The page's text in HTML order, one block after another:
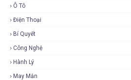
Ô Tô
Điện Thoại
Bí Quyết
Công Nghệ
Hành Lý
May Mắn